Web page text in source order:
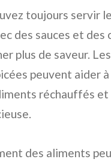
toujours servir
des sauces et des
plus de saveur.
peuvent aider
réchauffés et
des aliments